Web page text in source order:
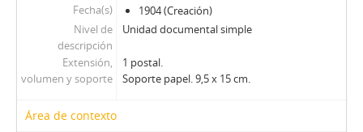
Fecha(s)
1904 (Creación)
Nivel de
descripción
Unidad documental simple
Extensión,
volumen y soporte
1 postal.
Soporte papel. 9,5 x 15 cm.
Área de contexto